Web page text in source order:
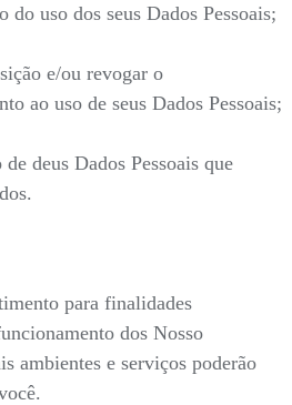
do uso dos seus Dados Pessoais;
e/ou revogar o
ao uso de seus Dados Pessoais;
deus Dados Pessoais que
para finalidades
dos Nosso
ambientes e serviços poderão